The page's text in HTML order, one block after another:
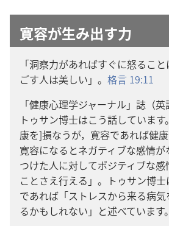
寛容が生み出す力
「洞察力があればすぐに怒るこ
ごす人は美しい」。 格言 19:11
「健康心理学ジャーナル」誌（
トゥサン博士はこう話していま
康を]損なうが，寛容であれば健
寛容になるとネガティブな感情
つけた人に対してポジティブな
ことさえ行える」。トゥサン博
であれば「ストレスから来る病
るかもしれない」と述べています。